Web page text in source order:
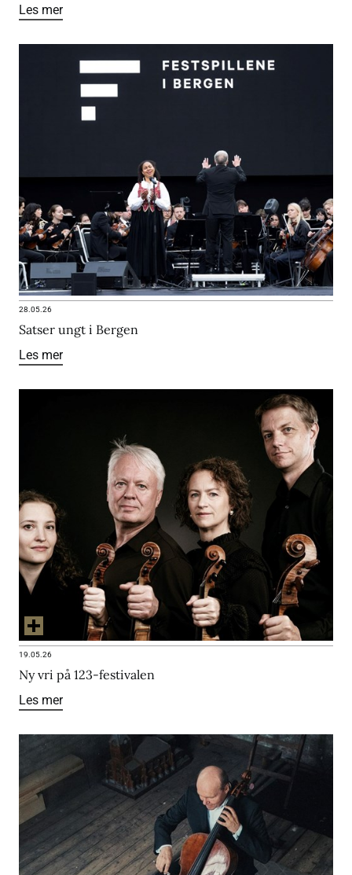
Les mer
28.05.26
Satser ungt i Bergen
Les mer
19.05.26
Ny vri på 123-festivalen
Les mer